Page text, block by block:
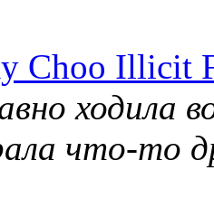
Choo Illicit
ходила
что-то